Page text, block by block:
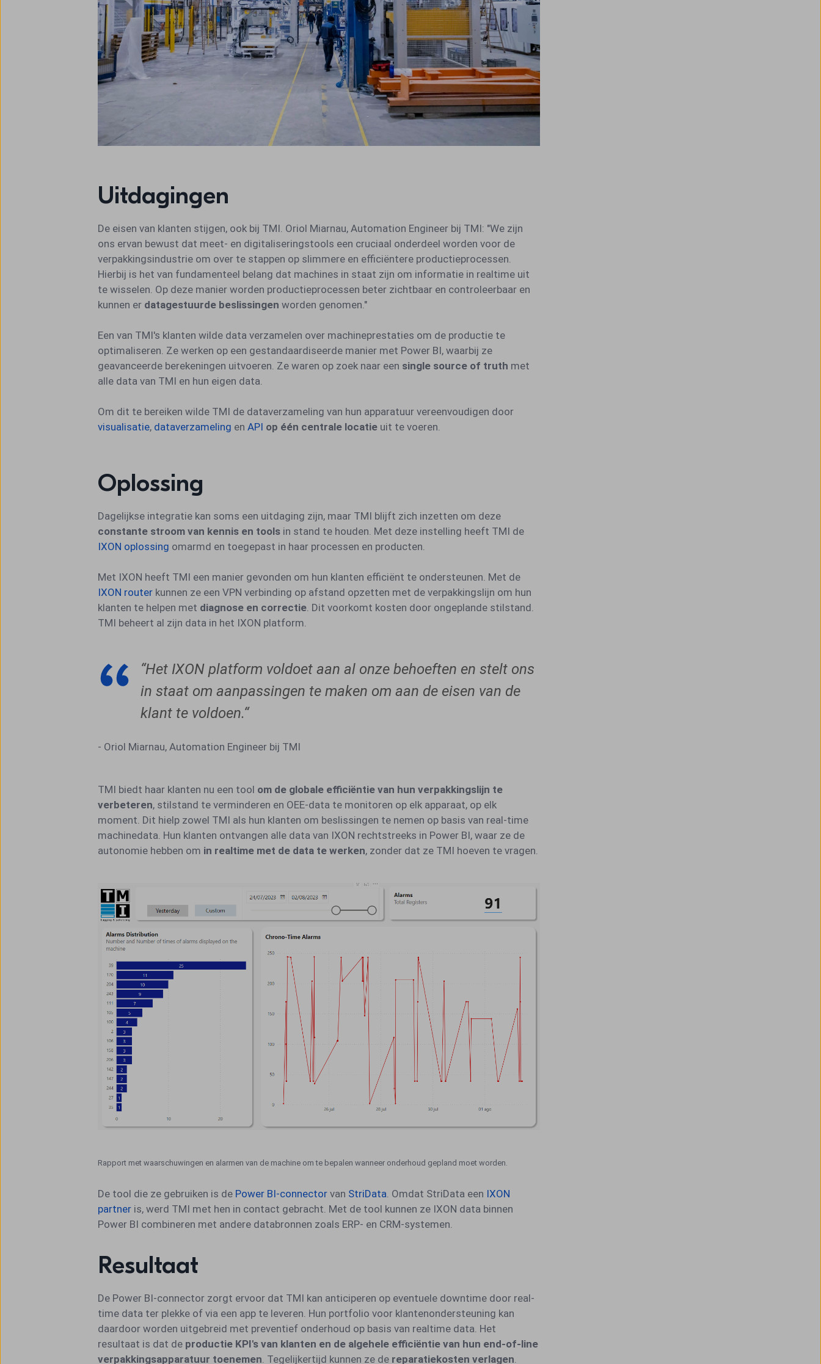
Uitdagingen
De eisen van klanten stijgen, ook bij TMI. Oriol Miarnau, Automation Engineer bij TMI: "We zijn
ons ervan bewust dat meet- en digitaliseringstools een cruciaal onderdeel worden voor de
verpakkingsindustrie om over te stappen op slimmere en efficiëntere productieprocessen.
Hierbij is het van fundamenteel belang dat machines in staat zijn om informatie in realtime uit
te wisselen. Op deze manier worden productieprocessen beter zichtbaar en controleerbaar en
kunnen er datagestuurde beslissingen worden genomen."
Een van TMI's klanten wilde data verzamelen over machineprestaties om de productie te
optimaliseren. Ze werken op een gestandaardiseerde manier met Power BI, waarbij ze
geavanceerde berekeningen uitvoeren. Ze waren op zoek naar een single source of truth met
alle data van TMI en hun eigen data.
Om dit te bereiken wilde TMI de dataverzameling van hun apparatuur vereenvoudigen door
visualisatie, dataverzameling en API op één centrale locatie uit te voeren.
Oplossing
Dagelijkse integratie kan soms een uitdaging zijn, maar TMI blijft zich inzetten om deze
constante stroom van kennis en tools in stand te houden. Met deze instelling heeft TMI de
IXON oplossing omarmd en toegepast in haar processen en producten.
Met IXON heeft TMI een manier gevonden om hun klanten efficiënt te ondersteunen. Met de
IXON router kunnen ze een VPN verbinding op afstand opzetten met de verpakkingslijn om hun
klanten te helpen met diagnose en correctie . Dit voorkomt kosten door ongeplande stilstand.
TMI beheert al zijn data in het IXON platform.
“Het IXON platform voldoet aan al onze behoeften en stelt ons
in staat om aanpassingen te maken om aan de eisen van de
klant te voldoen.“
- Oriol Miarnau, Automation Engineer bij TMI
TMI biedt haar klanten nu een tool om de globale efficiëntie van hun verpakkingslijn te
verbeteren, stilstand te verminderen en OEE-data te monitoren op elk apparaat, op elk
moment. Dit hielp zowel TMI als hun klanten om beslissingen te nemen op basis van real-time
machinedata. Hun klanten ontvangen alle data van IXON rechtstreeks in Power BI, waar ze de
autonomie hebben om in realtime met de data te werken, zonder dat ze TMI hoeven te vragen.
Rapport met waarschuwingen en alarmen van de machine om te bepalen wanneer onderhoud gepland moet worden.
De tool die ze gebruiken is de Power BI-connector van StriData . Omdat StriData een IXON
partner is, werd TMI met hen in contact gebracht. Met de tool kunnen ze IXON data binnen
Power BI combineren met andere databronnen zoals ERP- en CRM-systemen.
Resultaat
De Power BI-connector zorgt ervoor dat TMI kan anticiperen op eventuele downtime door real-
time data ter plekke of via een app te leveren. Hun portfolio voor klantenondersteuning kan
daardoor worden uitgebreid met preventief onderhoud op basis van realtime data. Het
resultaat is dat de productie KPI's van klanten en de algehele efficiëntie van hun end-of-line
verpakkingsapparatuur toenemen . Tegelijkertijd kunnen ze de reparatiekosten verlagen